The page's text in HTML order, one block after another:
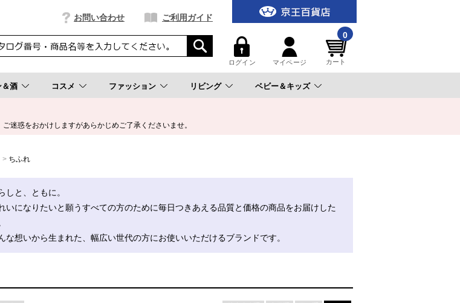
お問い合わせ ご利用ガイド
ログイン マイページ
0
カート
＆酒 コスメ ファッション リビング ベビー＆キッズ
迷惑をおかけしますがあらかじめご了承くださいませ。
ちふれ
しと、ともに。
いになりたいと願うすべての方のために毎日つきあえる品質と価格の商品をお届けした
な想いから生まれた、幅広い世代の方にお使いいただけるブランドです。